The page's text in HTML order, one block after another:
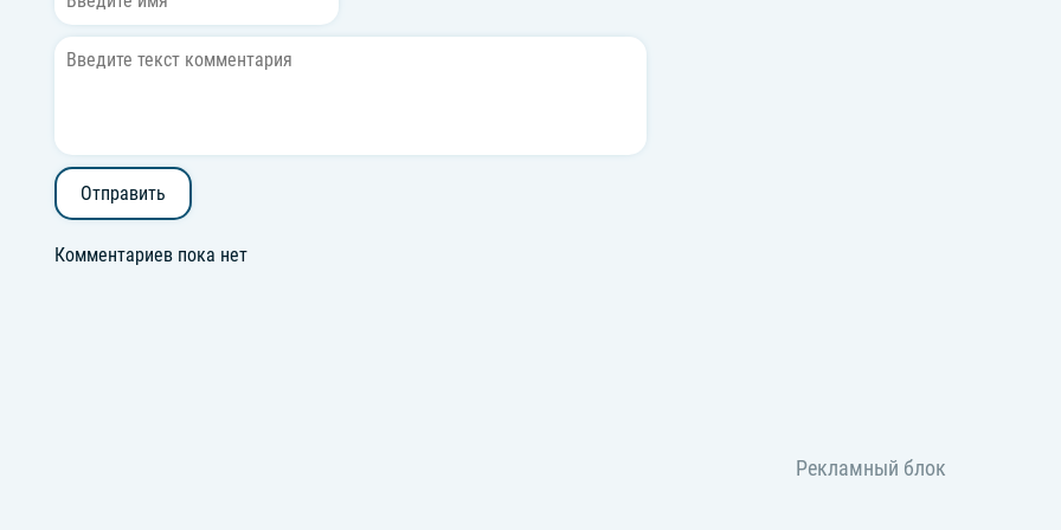
Отправить
Комментариев пока нет